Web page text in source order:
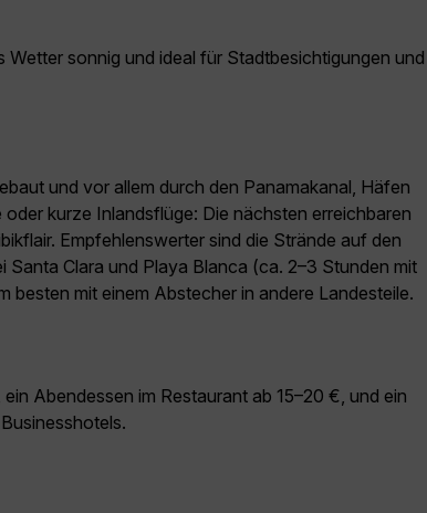
sonnig und ideal für Stadtbesichtigungen und
und vor allem durch den Panamakanal, Häfen
kurze Inlandsflüge: Die nächsten erreichbaren
Empfehlenswerter sind die Strände auf den
Clara und Playa Blanca (ca. 2–3 Stunden mit
besten mit einem Abstecher in andere Landesteile.
Abendessen im Restaurant ab 15–20 €, und ein